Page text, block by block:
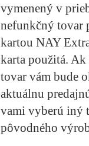
vymenený v
nefunkčný tovar
kartou NAY
karta použitá.
tovar vám bude
aktuálnu
vami vyberú iný
pôvodného